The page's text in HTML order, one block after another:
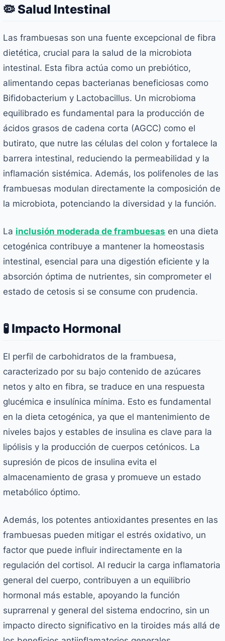
🦠 Salud Intestinal
Las frambuesas son una fuente excepcional de fibra
dietética, crucial para la salud de la microbiota
intestinal. Esta fibra actúa como un prebiótico,
alimentando cepas bacterianas beneficiosas como
Bifidobacterium y Lactobacillus. Un microbioma
equilibrado es fundamental para la producción de
ácidos grasos de cadena corta (AGCC) como el
butirato, que nutre las células del colon y fortalece la
barrera intestinal, reduciendo la permeabilidad y la
inflamación sistémica. Además, los polifenoles de las
frambuesas modulan directamente la composición de
la microbiota, potenciando la diversidad y la función.
La inclusión moderada de frambuesas en una dieta
cetogénica contribuye a mantener la homeostasis
intestinal, esencial para una digestión eficiente y la
absorción óptima de nutrientes, sin comprometer el
estado de cetosis si se consume con prudencia.
🧪 Impacto Hormonal
El perfil de carbohidratos de la frambuesa,
caracterizado por su bajo contenido de azúcares
netos y alto en fibra, se traduce en una respuesta
glucémica e insulínica mínima. Esto es fundamental
en la dieta cetogénica, ya que el mantenimiento de
niveles bajos y estables de insulina es clave para la
lipólisis y la producción de cuerpos cetónicos. La
supresión de picos de insulina evita el
almacenamiento de grasa y promueve un estado
metabólico óptimo.
Además, los potentes antioxidantes presentes en las
frambuesas pueden mitigar el estrés oxidativo, un
factor que puede influir indirectamente en la
regulación del cortisol. Al reducir la carga inflamatoria
general del cuerpo, contribuyen a un equilibrio
hormonal más estable, apoyando la función
suprarrenal y general del sistema endocrino, sin un
impacto directo significativo en la tiroides más allá de